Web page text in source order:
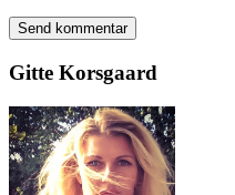
Gitte Korsgaard